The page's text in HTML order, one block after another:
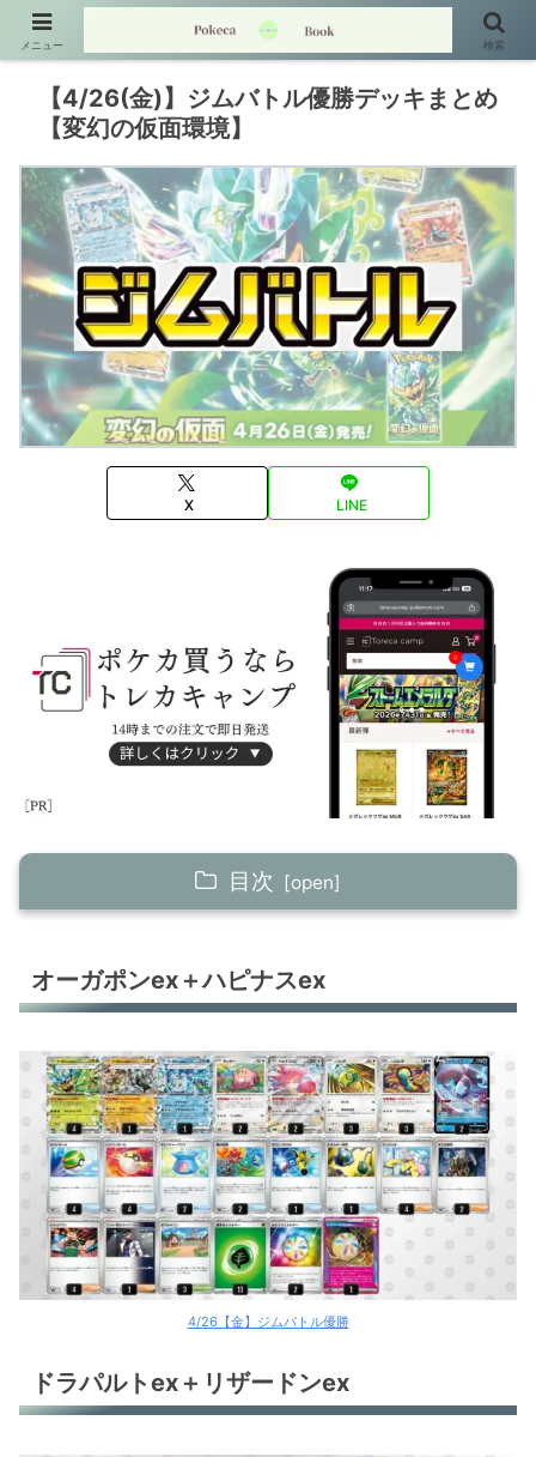
【4/26(金)】ジムバトル優勝デッキまとめ
【変幻の仮面環境】
X LINE
目次
ドラパルトex＋リザードンex
ドラパルトex＋グレンアルマ
ドラパルトex
ドラパルトex
ドラパルトex
ドラパルトex
レントラーex
おまつりおんど
オーガポンex＋ハピナスex
4/26【金】ジムバトル優勝
ドラパルトex＋リザードンex
メニュー 検索